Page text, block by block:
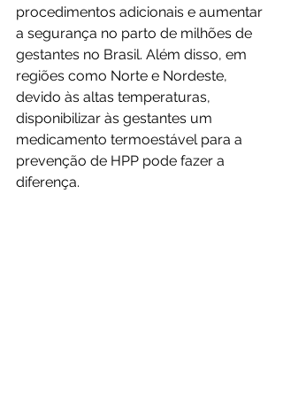
procedimentos adicionais e aumentar
a segurança no parto de milhões de
gestantes no Brasil. Além disso, em
regiões como Norte e Nordeste,
devido às altas temperaturas,
disponibilizar às gestantes um
medicamento termoestável para a
prevenção de HPP pode fazer a
diferença.